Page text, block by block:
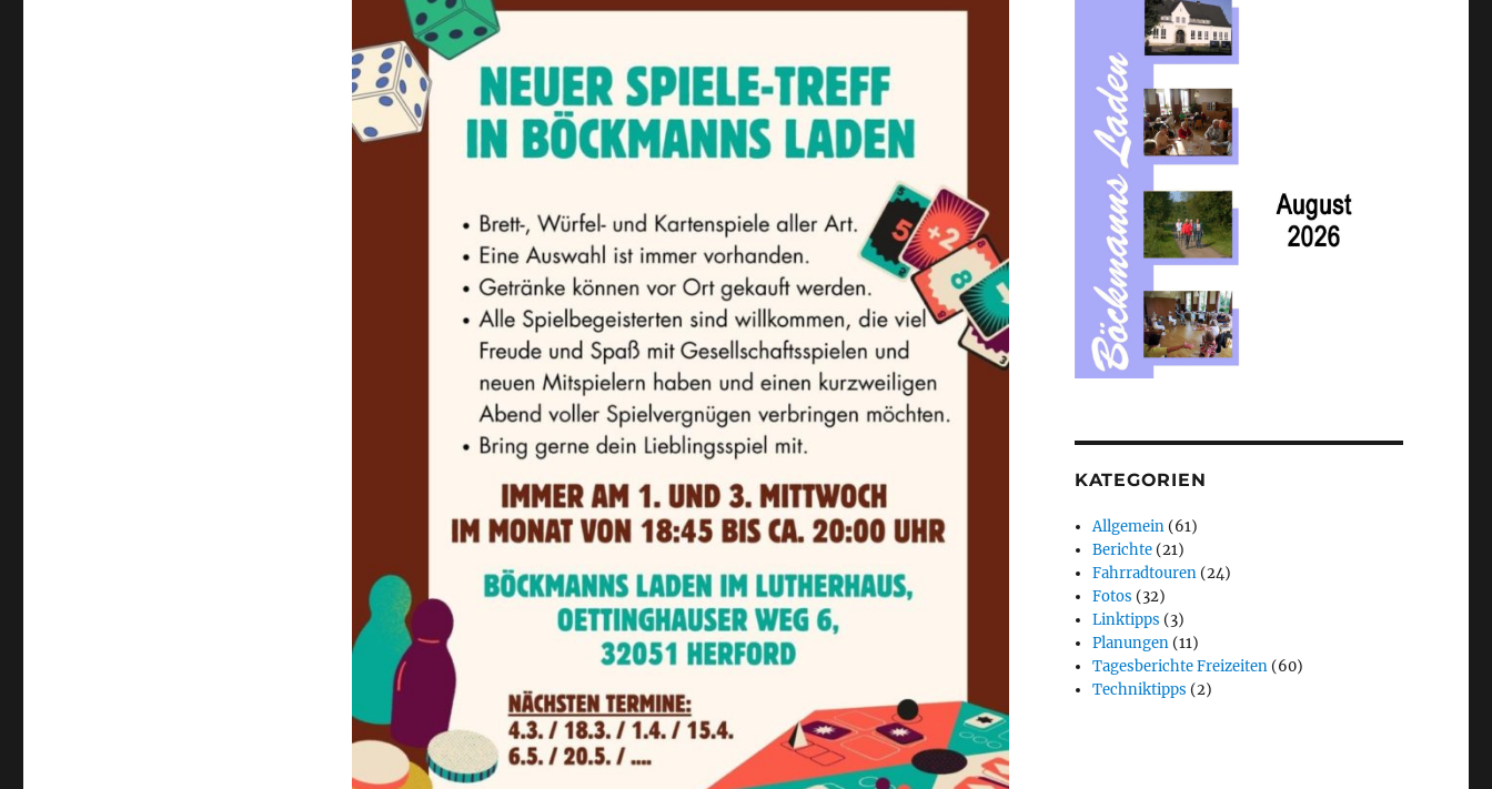
KATEGORIEN
Allgemein (61)
Berichte (21)
Fahrradtouren (24)
Fotos (32)
Linktipps (3)
Planungen (11)
Tagesberichte Freizeiten (60)
Techniktipps (2)